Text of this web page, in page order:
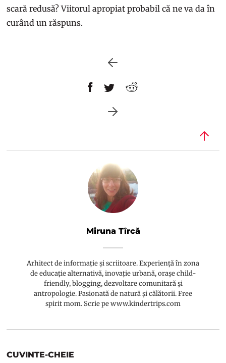
scară redusă? Viitorul apropiat probabil că ne va da în
curând un răspuns.
Miruna Tîrcă
Arhitect de informație și scriitoare. Experiență în zona
de educație alternativă, inovație urbană, orașe child-
friendly, blogging, dezvoltare comunitară și
antropologie. Pasionată de natură și călătorii. Free
spirit mom. Scrie pe www.kindertrips.com
CUVINTE-CHEIE